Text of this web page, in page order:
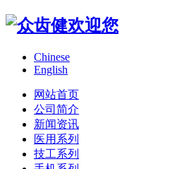
Chinese
English
网站首页
公司简介
新闻资讯
医用系列
技工系列